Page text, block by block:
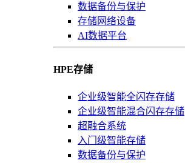
数据备份与保护
存储网络设备
AI数据平台
HPE存储
企业级智能全闪存存储
企业级智能混合闪存存储
超融合系统
入门级智能存储
数据备份与保护